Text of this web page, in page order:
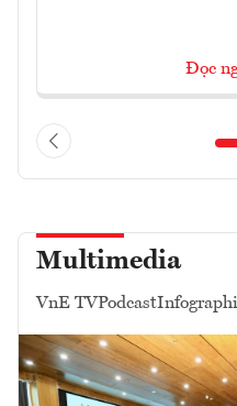
Đọc
Multimedia
VnE TVPodcast